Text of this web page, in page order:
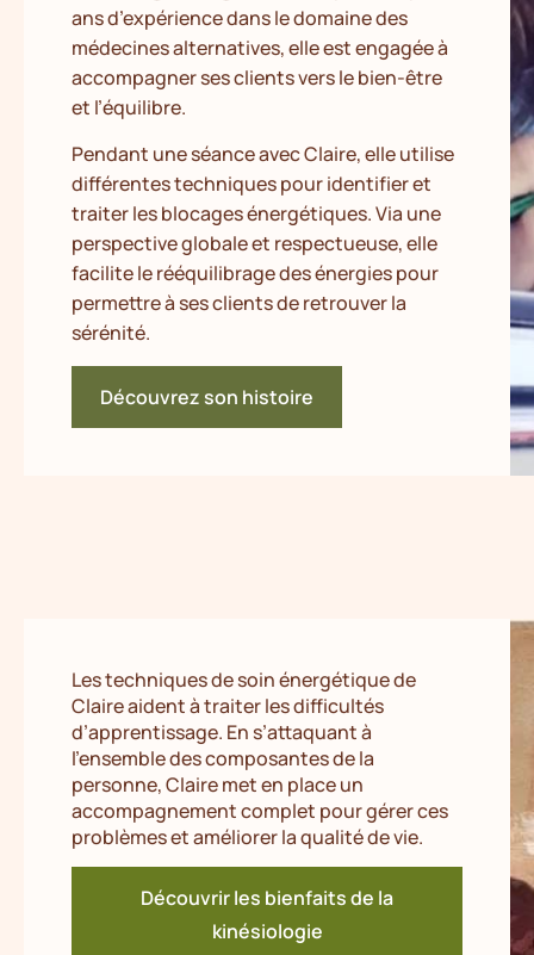
ans d’expérience dans le domaine des
médecines alternatives, elle est engagée à
accompagner ses clients vers le bien-être
et l’équilibre.
Pendant une séance avec Claire, elle utilise
différentes techniques pour identifier et
traiter les blocages énergétiques. Via une
perspective globale et respectueuse, elle
facilite le rééquilibrage des énergies pour
permettre à ses clients de retrouver la
sérénité.
Découvrez son histoire
Les techniques de soin énergétique de
Claire aident à traiter les difficultés
d’apprentissage. En s’attaquant à
l’ensemble des composantes de la
personne, Claire met en place un
accompagnement complet pour gérer ces
problèmes et améliorer la qualité de vie.
Découvrir les bienfaits de la
kinésiologie